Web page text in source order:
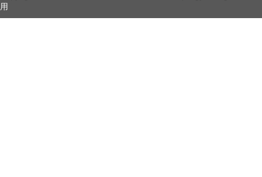
用